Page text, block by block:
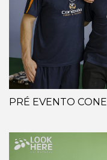
PRÉ EVENTO